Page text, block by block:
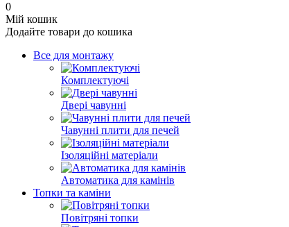
0
Мій кошик
Додайте товари до кошика
Все для монтажу
Комплектуючі
Двері чавунні
Чавунні плити для печей
Ізоляційні матеріали
Автоматика для камінів
Топки та каміни
Повітряні топки